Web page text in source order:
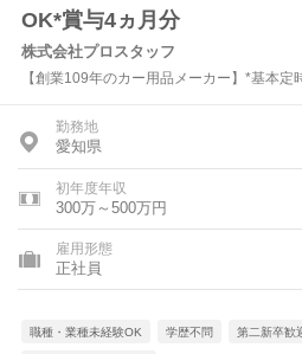
OK*賞与4ヵ月分
株式会社プロスタッフ
【創業109年のカー用品メーカー】*基本定
勤務地
愛知県
初年度年収
300万～500万円
雇用形態
正社員
職種・業種未経験OK 学歴不問 第二新卒歓